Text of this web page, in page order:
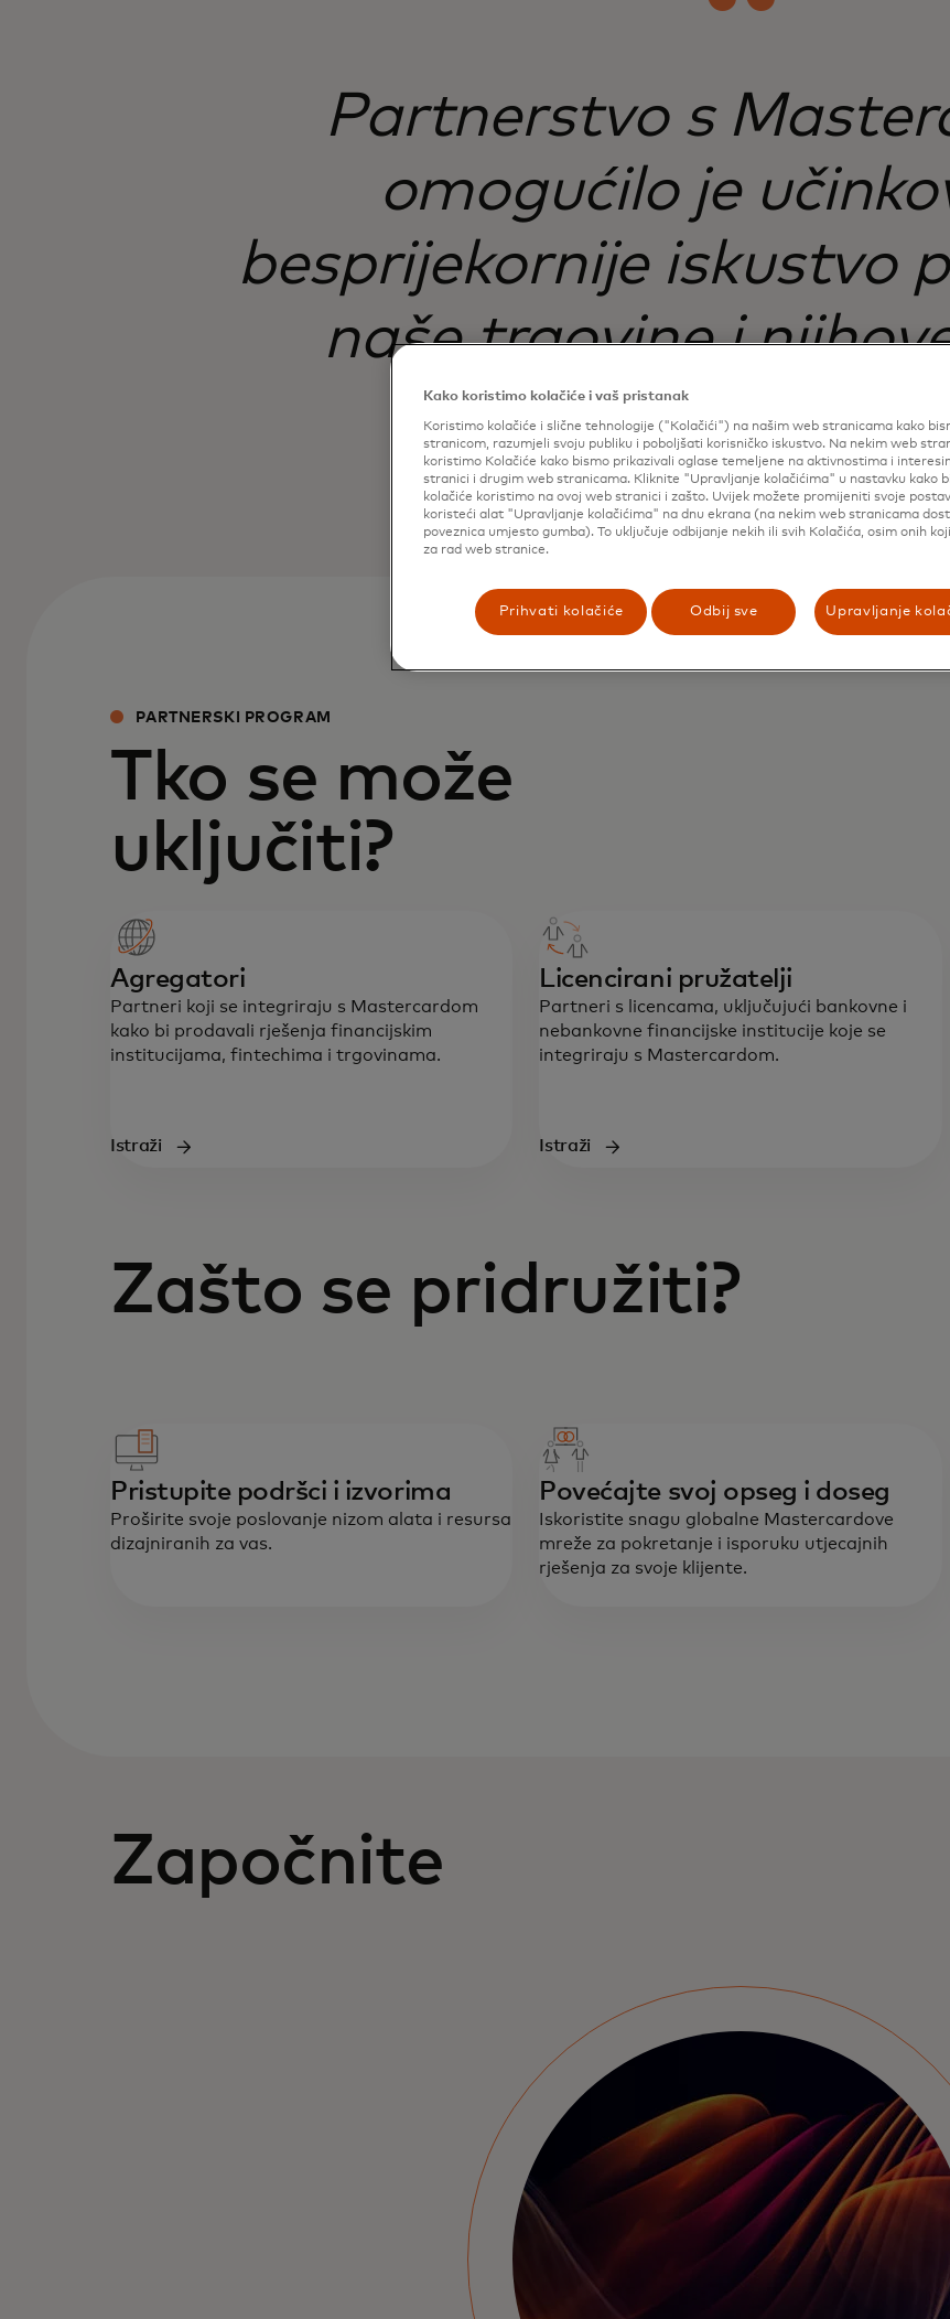
Partnerstvo s
omogućilo je
besprijekornije iskustvo
naše trgovine i
Stergios Tsalis
VP Payments Experience, Nuvei
PARTNERSKI PROGRAM
Tko se može
uključiti?
Agregatori
Partneri koji se integriraju s Mastercardom
kako bi prodavali rješenja financijskim
institucijama, fintechima i trgovinama.
Istraži
Licencirani pružatelji
Partneri s licencama, uključujući bankovne i
nebankovne financijske institucije koje se
integriraju s Mastercardom.
Istraži
Zašto se pridružiti?
Pristupite podršci i izvorima
Proširite svoje poslovanje nizom alata i resursa
dizajniranih za vas.
Povećajte svoj opseg i doseg
Iskoristite snagu globalne Mastercardove
mreže za pokretanje i isporuku utjecajnih
rješenja za svoje klijente.
Započnite
Kako koristimo kolačiće i vaš pristanak
Koristimo kolačiće i slične tehnologije ("Kolačići") na našim web stranicama kako
stranicom, razumjeli svoju publiku i poboljšati korisničko iskustvo. Na nekim web
koristimo Kolačiće kako bismo prikazivali oglase temeljene na aktivnostima i
stranici i drugim web stranicama. Kliknite "Upravljanje kolačićima" u nastavku kako
kolačiće koristimo na ovoj web stranici i zašto. Uvijek možete promijeniti svoje
koristeći alat "Upravljanje kolačićima" na dnu ekrana (na nekim web stranicama
poveznica umjesto gumba). To uključuje odbijanje nekih ili svih Kolačića, osim onih
za rad web stranice.
Prihvati kolačiće Odbij sve Upravljanje